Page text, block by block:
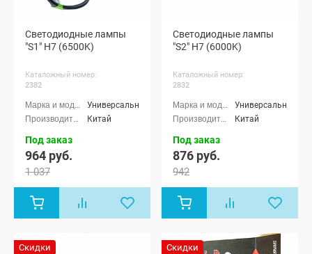
Светодиодные лампы
"S1" H7 (6500K)
Каталожный номер:
2382
Универсальные
Китай
Под заказ
964 руб.
1 037
Светодиодные лампы
"S2" H7 (6000K)
Каталожный номер:
2832
Универсальные
Китай
Под заказ
876 руб.
942
Скидки Скидки